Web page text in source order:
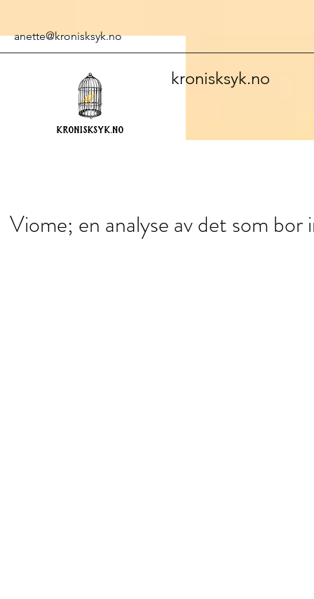
anette@kronisksyk.no
kronisksyk.no
Viome; en analyse av det som bor